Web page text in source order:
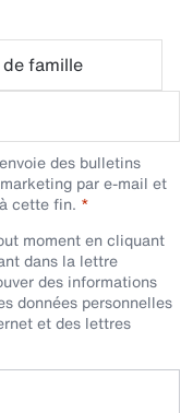
famille
des bulletins
par e-mail et
cette fin.
moment en cliquant
dans la lettre
des informations
données personnelles
et des lettres